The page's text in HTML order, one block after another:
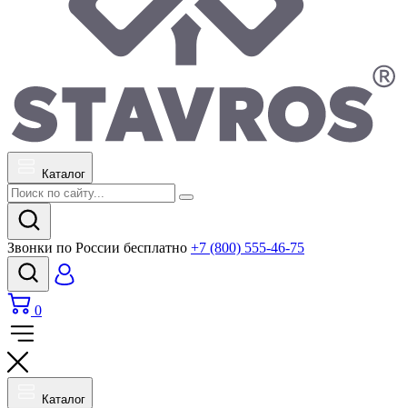
Каталог
Звонки по России бесплатно +7 (800) 555-46-75
0
Каталог